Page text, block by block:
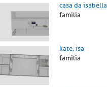
casa da isabella
familia
kate, isa
familia